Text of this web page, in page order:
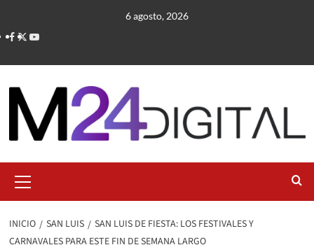
contenido
6 agosto, 2026
primario
INICIO SAN LUIS
SAN LUIS DE FIESTA: LOS FESTIVALES Y
CARNAVALES PARA ESTE FIN DE SEMANA LARGO